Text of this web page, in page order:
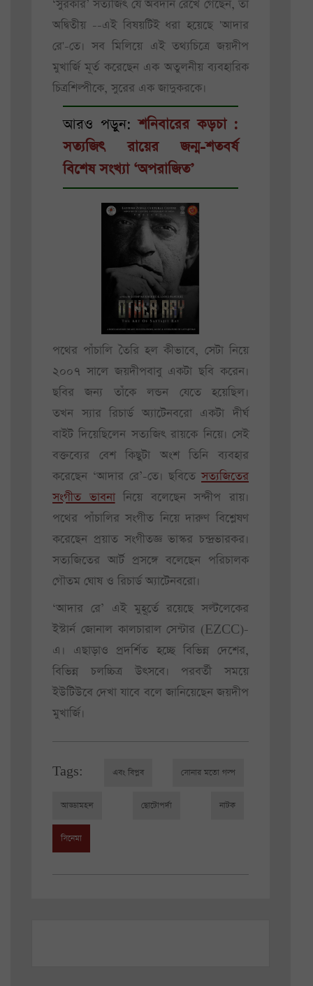
‘সুরকার’ সত্যজিৎ যে অবদান রেখে গেছেন, তা
অদ্বিতীয় --এই বিষয়টিই ধরা হয়েছে 'আদার
রে'-তে। সব মিলিয়ে এই তথ্যচিত্রে জয়দীপ
মুখার্জি মূর্ত করেছেন এক অতুলনীয় ব্যবহারিক
চিত্রশিল্পীকে, সুরের এক জাদুকরকে।
আরও পড়ুন:শনিবারের কড়চা :
সত্যজিৎ রায়ের জন্ম-শতবর্ষ
বিশেষ সংখ্যা ‘অপরাজিত’
পথের পাঁচালি তৈরি হল কীভাবে, সেটা নিয়ে
২০০৭ সালে জয়দীপবাবু একটা ছবি করেন।
ছবির জন্য তাঁকে লন্ডন যেতে হয়েছিল।
তখন স্যার রিচার্ড অ্যাটেনবরো একটা দীর্ঘ
বাইট দিয়েছিলেন সত্যজিৎ রায়কে নিয়ে। সেই
বক্তব্যের বেশ কিছুটা অংশ তিনি ব্যবহার
করেছেন ‘আদার রে’-তে। ছবিতে সত্যজিতের
সংগীত ভাবনানিয়ে বলেছেন সন্দীপ রায়।
পথের পাঁচালির সংগীত নিয়ে দারুণ বিশ্লেষণ
করেছেন প্রয়াত সংগীতজ্ঞ ভাস্কর চন্দ্রভারকর।
সত্যজিতের আর্ট প্রসঙ্গে বলেছেন পরিচালক
গৌতম ঘোষ ও রিচার্ড অ্যাটেনবরো।
‘আদার রে’ এই মুহূর্তে রয়েছে সল্টলেকের
ইস্টার্ন জোনাল কালচারাল সেন্টার (EZCC)-
এ। এছাড়াও প্রদর্শিত হচ্ছে বিভিন্ন দেশের,
বিভিন্ন চলচ্চিত্র উৎসবে। পরবর্তী সময়ে
ইউটিউবে দেখা যাবে বলে জানিয়েছেন জয়দীপ
মুখার্জি।
Tags: এবং বিপ্লব সোনার মতো গল্প
আড্ডামহল ছোটোপর্দা নাটক
সিনেমা